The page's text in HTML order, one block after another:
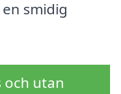
smidig
och utan